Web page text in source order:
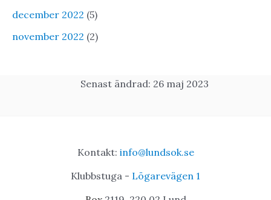
december 2022 (5)
november 2022 (2)
Senast ändrad: 26 maj 2023
Kontakt: info@lundsok.se
Klubbstuga - Lögarevägen 1